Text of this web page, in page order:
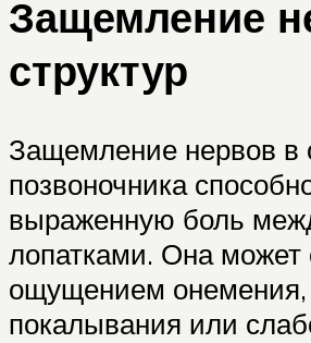
Защемление
структур
Защемление нервов в
позвоночника
выраженную боль
лопатками. Она может
ощущением онемения,
покалывания или